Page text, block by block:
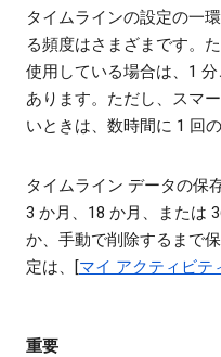
タイムラインの設定の一
る頻度はさまざまです。
使用している場合は、1
あります。ただし、スマ
いときは、数時間に 1 回
タイムライン データの保
3 か月、18 か月、または
か、手動で削除するまで
定は、[マイ アクティビテ
重要